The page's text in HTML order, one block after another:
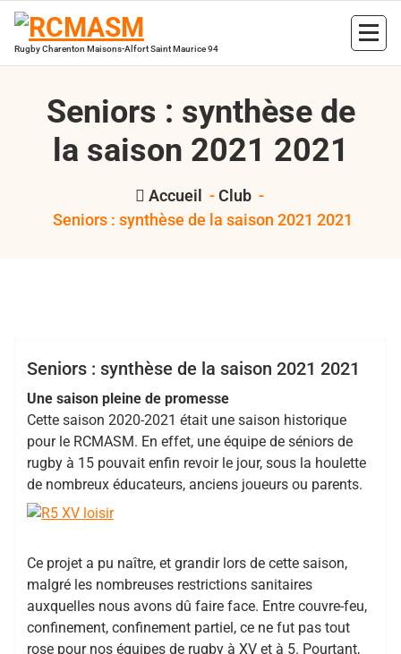
Aller
au
contenu
Rugby Charenton Maisons-Alfort Saint Maurice 94
Seniors : synthèse de
la saison 2021 2021
Accueil -Club -
Seniors : synthèse de la saison 2021 2021
Club R5 XV Loisir
Seniors : synthèse de la saison 2021 2021
Une saison pleine de promesse
Cette saison 2020-2021 était une saison historique
pour le RCMASM. En effet, une équipe de séniors de
rugby à 15 pouvait enfin revoir le jour, sous la houlette
de nombreux éducateurs, anciens joueurs ou parents.
Ce projet a pu naître, et grandir lors de cette saison,
malgré les nombreuses restrictions sanitaires
auxquelles nous avons dû faire face. Entre couvre-feu,
confinement, confinement partiel, ce ne fut pas tout
rose pour nos équipes de rugby à XV et à 5. Pourtant,